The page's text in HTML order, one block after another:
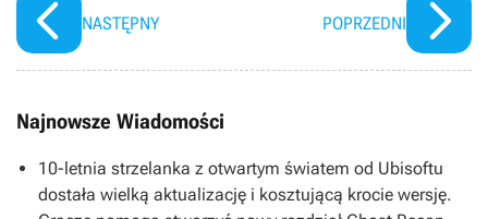
NASTĘPNY POPRZEDNI
Najnowsze Wiadomości
10-letnia strzelanka z otwartym światem od Ubisoftu
dostała wielką aktualizację i kosztującą krocie wersję.